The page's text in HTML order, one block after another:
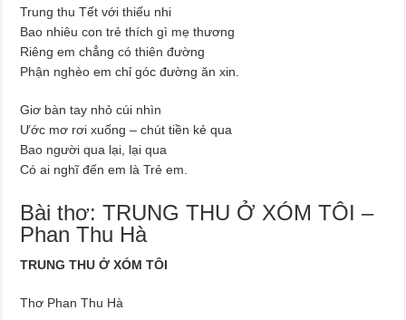
Trung thu Tết với thiếu nhi
Bao nhiêu con trẻ thích gì mẹ thương
Riêng em chẳng có thiên đường
Phận nghèo em chỉ góc đường ăn xin.
Giơ bàn tay nhỏ cúi nhìn
Ước mơ rơi xuống – chút tiền kẻ qua
Bao người qua lại, lại qua
Có ai nghĩ đến em là Trẻ em.
Bài thơ: TRUNG THU Ở XÓM TÔI –
Phan Thu Hà
TRUNG THU Ở XÓM TÔI
Thơ Phan Thu Hà